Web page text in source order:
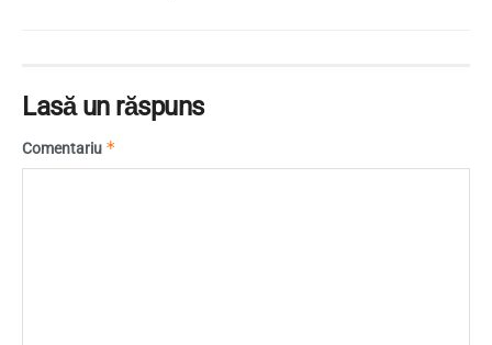
Lasă un răspuns
Comentariu *